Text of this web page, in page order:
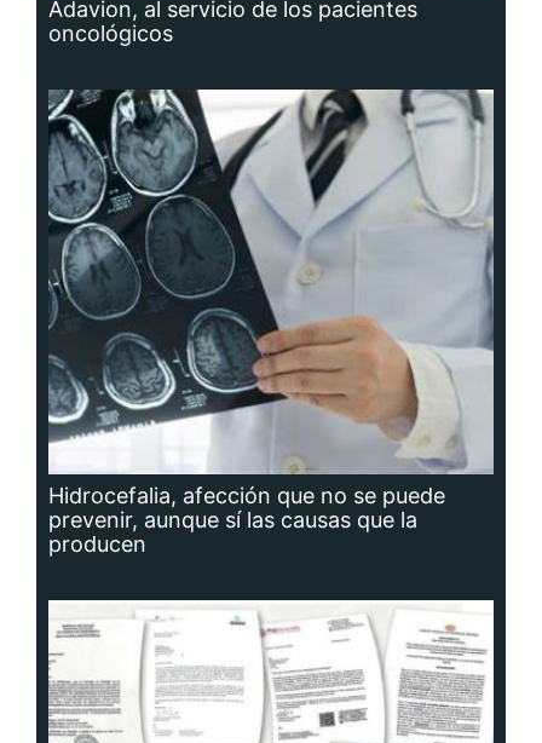
oncológicos
Hidrocefalia, afección que no se puede
prevenir, aunque sí las causas que la
producen